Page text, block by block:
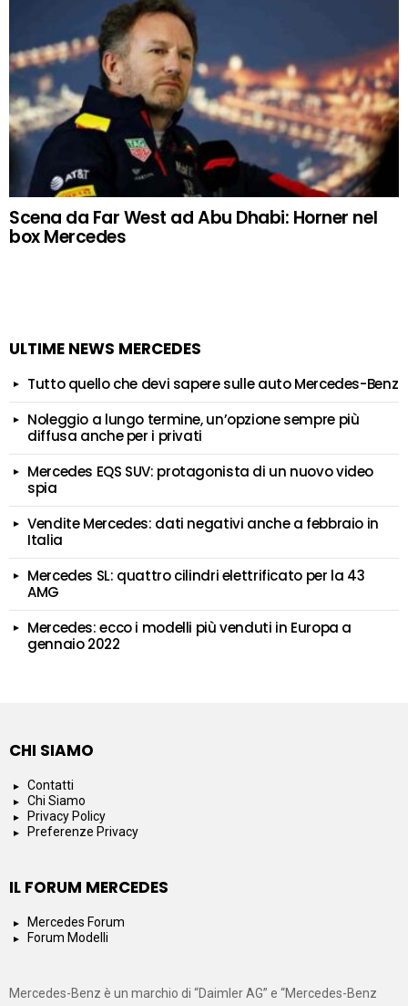
Scena da Far West ad Abu Dhabi: Horner nel
box Mercedes
ULTIME NEWS MERCEDES
Tutto quello che devi sapere sulle auto Mercedes-Benz
Noleggio a lungo termine, un’opzione sempre più
diffusa anche per i privati
Mercedes EQS SUV: protagonista di un nuovo video
spia
Vendite Mercedes: dati negativi anche a febbraio in
Italia
Mercedes SL: quattro cilindri elettrificato per la 43
AMG
Mercedes: ecco i modelli più venduti in Europa a
gennaio 2022
CHI SIAMO
Contatti
Chi Siamo
Privacy Policy
Preferenze Privacy
IL FORUM MERCEDES
Mercedes Forum
Forum Modelli
Mercedes-Benz è un marchio di “Daimler AG” e “Mercedes-Benz